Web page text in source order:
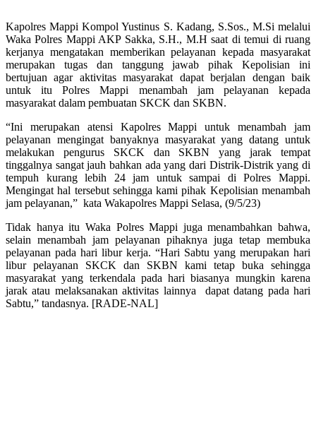
Kapolres Mappi Kompol Yustinus S. Kadang, S.Sos., M.Si melalui
Waka Polres Mappi AKP Sakka, S.H., M.H saat di temui di ruang
kerjanya mengatakan memberikan pelayanan kepada masyarakat
merupakan tugas dan tanggung jawab pihak Kepolisian ini
bertujuan agar aktivitas masyarakat dapat berjalan dengan baik
untuk itu Polres Mappi menambah jam pelayanan kepada
masyarakat dalam pembuatan SKCK dan SKBN.
“Ini merupakan atensi Kapolres Mappi untuk menambah jam
pelayanan mengingat banyaknya masyarakat yang datang untuk
melakukan pengurus SKCK dan SKBN yang jarak tempat
tinggalnya sangat jauh bahkan ada yang dari Distrik-Distrik yang di
tempuh kurang lebih 24 jam untuk sampai di Polres Mappi.
Mengingat hal tersebut sehingga kami pihak Kepolisian menambah
jam pelayanan,” kata Wakapolres Mappi Selasa, (9/5/23)
Tidak hanya itu Waka Polres Mappi juga menambahkan bahwa,
selain menambah jam pelayanan pihaknya juga tetap membuka
pelayanan pada hari libur kerja. “Hari Sabtu yang merupakan hari
libur pelayanan SKCK dan SKBN kami tetap buka sehingga
masyarakat yang terkendala pada hari biasanya mungkin karena
jarak atau melaksanakan aktivitas lainnya dapat datang pada hari
Sabtu,” tandasnya. [RADE-NAL]